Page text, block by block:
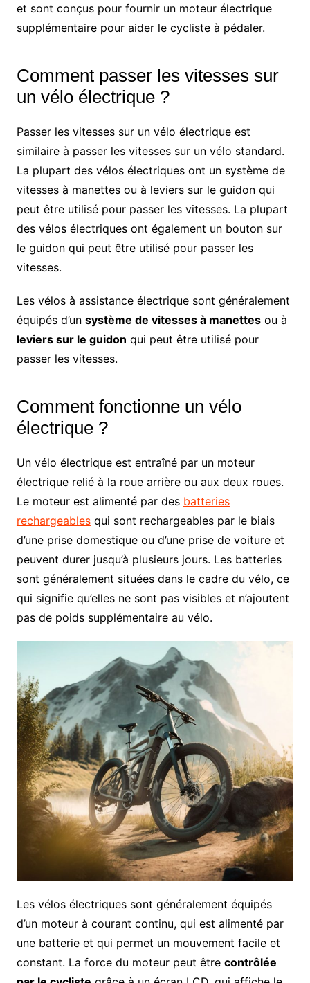
et sont conçus pour fournir un moteur électrique
supplémentaire pour aider le cycliste à pédaler.
Comment passer les vitesses sur
un vélo électrique ?
Passer les vitesses sur un vélo électrique est
similaire à passer les vitesses sur un vélo standard.
La plupart des vélos électriques ont un système de
vitesses à manettes ou à leviers sur le guidon qui
peut être utilisé pour passer les vitesses. La plupart
des vélos électriques ont également un bouton sur
le guidon qui peut être utilisé pour passer les
vitesses.
Les vélos à assistance électrique sont généralement
équipés d’un système de vitesses à manettesou à
leviers sur le guidon qui peut être utilisé pour
passer les vitesses.
Comment fonctionne un vélo
électrique ?
Un vélo électrique est entraîné par un moteur
électrique relié à la roue arrière ou aux deux roues.
Le moteur est alimenté par des batteries
rechargeablesqui sont rechargeables par le biais
d’une prise domestique ou d’une prise de voiture et
peuvent durer jusqu’à plusieurs jours. Les batteries
sont généralement situées dans le cadre du vélo, ce
qui signifie qu’elles ne sont pas visibles et n’ajoutent
pas de poids supplémentaire au vélo.
Les vélos électriques sont généralement équipés
d’un moteur à courant continu, qui est alimenté par
une batterie et qui permet un mouvement facile et
constant. La force du moteur peut être contrôlée